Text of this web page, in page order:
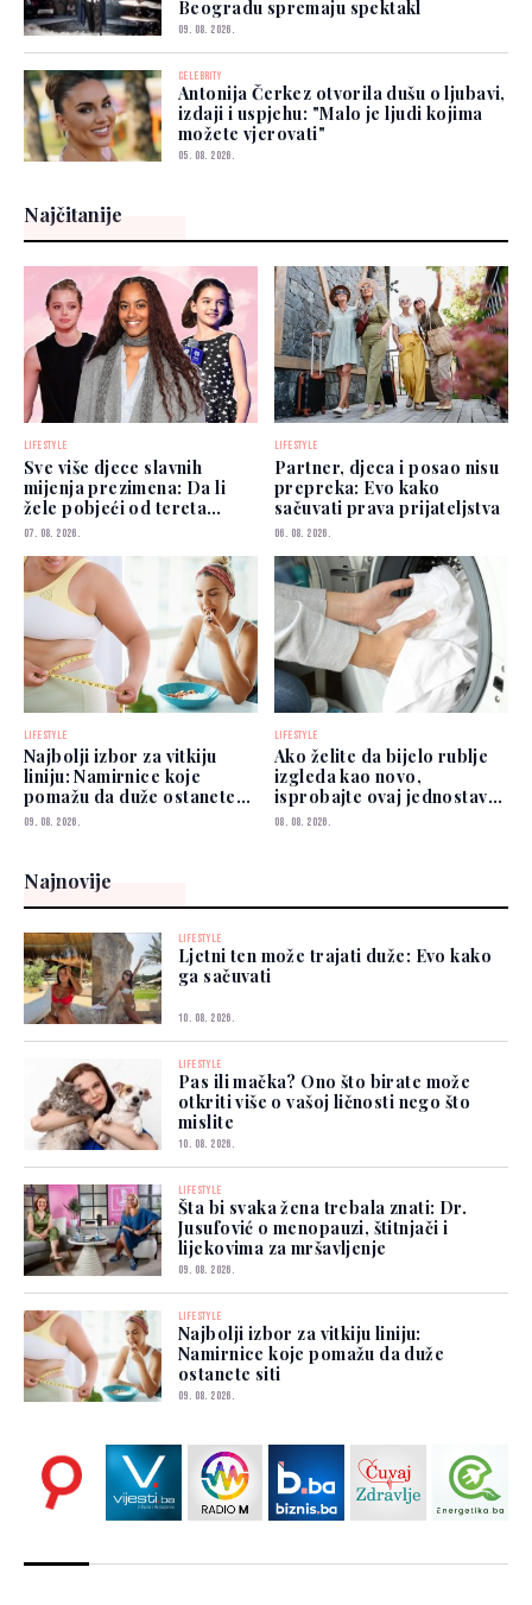
Beogradu spremaju spektakl
09. 08. 2026.
CELEBRITY
Antonija Čerkez otvorila dušu o ljubavi,
izdaji i uspjehu: "Malo je ljudi kojima
možete vjerovati"
05. 08. 2026.
Najčitanije
LIFESTYLE
Sve više djece slavnih
mijenja prezimena: Da li
žele pobjeći od tereta
poznatih roditelja?
07. 08. 2026.
LIFESTYLE
Partner, djeca i posao nisu
prepreka: Evo kako
sačuvati prava prijateljstva
06. 08. 2026.
LIFESTYLE
Najbolji izbor za vitkiju
liniju: Namirnice koje
pomažu da duže ostanete
siti
09. 08. 2026.
LIFESTYLE
Ako želite da bijelo rublje
izgleda kao novo,
isprobajte ovaj jednostavan
savjet
08. 08. 2026.
Najnovije
LIFESTYLE
Ljetni ten može trajati duže: Evo kako
ga sačuvati
10. 08. 2026.
LIFESTYLE
Pas ili mačka? Ono što birate može
otkriti više o vašoj ličnosti nego što
mislite
10. 08. 2026.
LIFESTYLE
Šta bi svaka žena trebala znati: Dr.
Jusufović o menopauzi, štitnjači i
lijekovima za mršavljenje
09. 08. 2026.
LIFESTYLE
Najbolji izbor za vitkiju liniju:
Namirnice koje pomažu da duže
ostanete siti
09. 08. 2026.